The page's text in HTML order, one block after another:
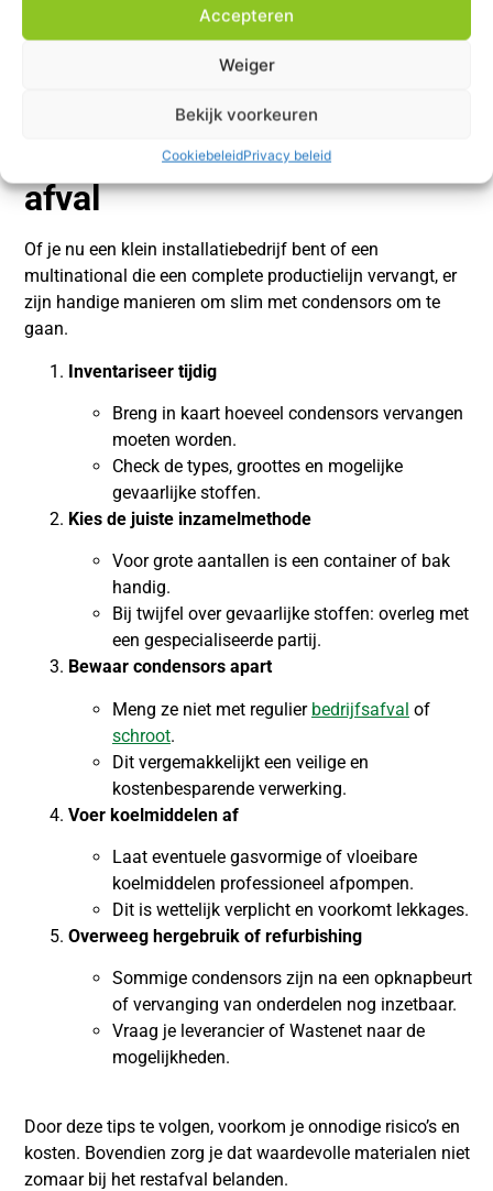
Accepteren
Weiger
Bekijk voorkeuren
CookiebeleidPrivacy beleid
Praktische tips voor het
omgaan met condensor-
afval
Of je nu een klein installatiebedrijf bent of een
multinational die een complete productielijn vervangt, er
zijn handige manieren om slim met condensors om te
gaan.
Inventariseer tijdig
Breng in kaart hoeveel condensors vervangen
moeten worden.
Check de types, groottes en mogelijke
gevaarlijke stoffen.
Kies de juiste inzamelmethode
Voor grote aantallen is een container of bak
handig.
Bij twijfel over gevaarlijke stoffen: overleg met
een gespecialiseerde partij.
Bewaar condensors apart
Meng ze niet met regulier bedrijfsafval of
schroot.
Dit vergemakkelijkt een veilige en
kostenbesparende verwerking.
Voer koelmiddelen af
Laat eventuele gasvormige of vloeibare
koelmiddelen professioneel afpompen.
Dit is wettelijk verplicht en voorkomt lekkages.
Overweeg hergebruik of refurbishing
Sommige condensors zijn na een opknapbeurt
of vervanging van onderdelen nog inzetbaar.
Vraag je leverancier of Wastenet naar de
mogelijkheden.
Door deze tips te volgen, voorkom je onnodige risico’s en
kosten. Bovendien zorg je dat waardevolle materialen niet
zomaar bij het restafval belanden.